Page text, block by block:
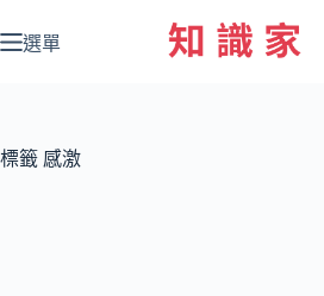
至
容
選單
標籤 感激